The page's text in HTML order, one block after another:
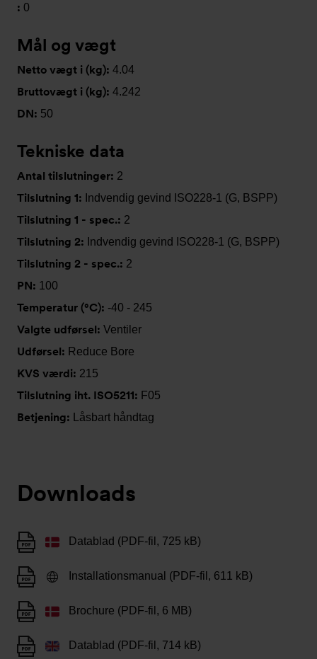
: 0
Mål og vægt
Netto vægt i (kg): 4.04
Bruttovægt i (kg): 4.242
DN: 50
Tekniske data
Antal tilslutninger: 2
Tilslutning 1: Indvendig gevind ISO228-1 (G, BSPP)
Tilslutning 1 - spec.: 2
Tilslutning 2: Indvendig gevind ISO228-1 (G, BSPP)
Tilslutning 2 - spec.: 2
PN: 100
Temperatur (°C): -40 - 245
Valgte udførsel: Ventiler
Udførsel: Reduce Bore
KVS værdi: 215
Tilslutning iht. ISO5211: F05
Betjening: Låsbart håndtag
Downloads
Datablad (PDF-fil, 725 kB)
Installationsmanual (PDF-fil, 611 kB)
Brochure (PDF-fil, 6 MB)
Datablad (PDF-fil, 714 kB)